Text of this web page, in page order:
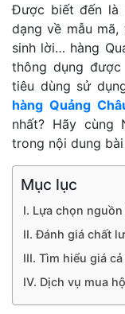
Được biết đến là
dạng về mẫu
sinh lời… hàng
thông dụng
tiêu dùng sử
hàng Quảng
nhất? Hãy cùng
trong nội dung
Mục lục
I. Lựa chọn
II. Đánh giá chất
III. Tìm hiểu giá
IV. Dịch vụ mua